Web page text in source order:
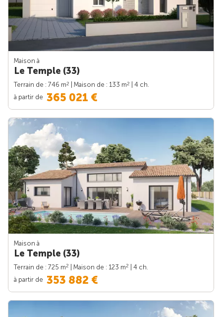
Maison à
Le Temple (33)
Terrain de : 746 m2 | Maison de : 133 m2
| 4 ch.
à partir de 365 021 €
Maison à
Le Temple (33)
Terrain de : 725 m2 | Maison de : 123 m2
| 4 ch.
à partir de 353 882 €